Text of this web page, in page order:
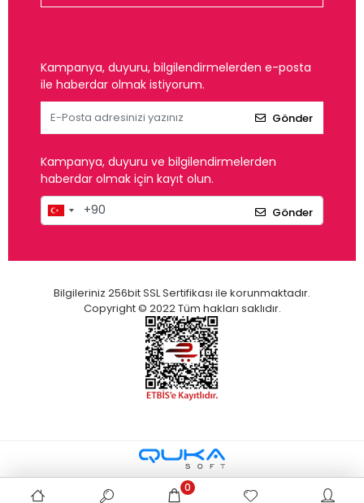
Kampanya, duyuru, bilgilendirmelerden e-posta
ile haberdar olmak istiyorum.
Gönder
Kampanya, duyuru ve bilgilendirmelerden
haberdar olmak için kayıt olun.
Gönder
Bilgileriniz 256bit SSL Sertifikası ile korunmaktadır.
Copyright © 2022 Tüm hakları saklıdır.
0